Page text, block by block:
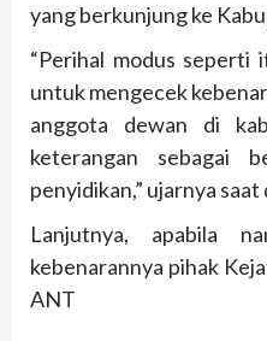
yang berkunjung ke
“Perihal modus seperti
untuk mengecek
anggota dewan di
keterangan sebagai
penyidikan,” ujarnya saat
Lanjutnya, apabila
kebenarannya pihak
ANT